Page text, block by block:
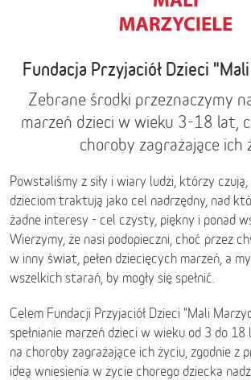
Fundacja Przyjaciół Dzieci
Zebrane środki przeznaczymy
marzeń dzieci w wieku 3-18 lat,
choroby zagrażające ich
Powstaliśmy z siły i wiary ludzi, którzy czują,
dzieciom traktują jako cel nadrzędny, nad
żadne interesy - cel czysty, piękny i ponad
Wierzymy, że nasi podopieczni, choć przez
w inny świat, pełen dziecięcych marzeń, a
wszelkich starań, by mogły się spełnić.
Celem Fundacji Przyjaciół Dzieci "Mali
spełnianie marzeń dzieci w wieku od 3 do
na choroby zagrażające ich życiu, zgodnie z
ideą wniesienia w życie chorego dziecka